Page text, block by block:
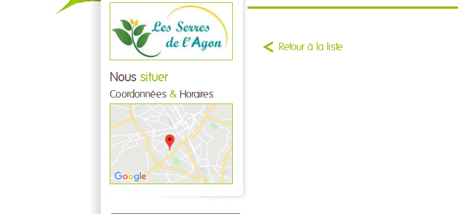
Nous situer
Coordonnées & Horaires
Retour à la liste